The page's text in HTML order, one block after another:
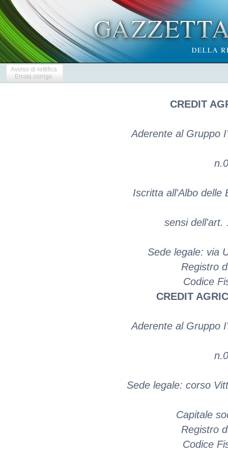
Avviso di rettifica
Errata corrige
CREDIT
Aderente al Gruppo
Iscritta all'Albo delle
sensi dell'art.
Sede legale: via
Registro
Codice
CREDIT
Aderente al Gruppo
Sede legale: corso
Capitale
Registro
Codice